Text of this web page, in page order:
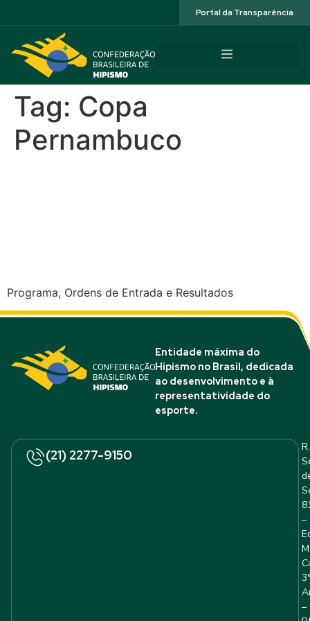
Portal da Transparência
Tag: Copa
Pernambuco
Programa, Ordens de Entrada e Resultados
Entidade máxima do
Hipismo no Brasil, dedicada
ao desenvolvimento e à
representatividade do
esporte.
(21) 2277-9150
R.
–
–